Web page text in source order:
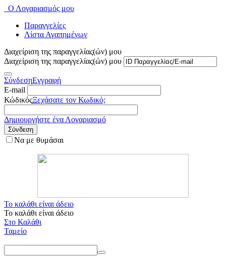
Ο Λογαριασμός μου
Παραγγελίες
Λίστα Αγαπημένων
Διαχείριση της παραγγελίας(ών) μου
Διαχείριση της παραγγελίας(ών) μου
ΣύνδεσηΕγγραφή
E-mail
ΚώδικόςΞεχάσατε τον Κωδικό;
Δημιουργήστε ένα Λογαριασμό
Σύνδεση
Να με θυμάσαι
Το καλάθι είναι άδειο
Το καλάθι είναι άδειο
Στο Καλάθι
Ταμείο